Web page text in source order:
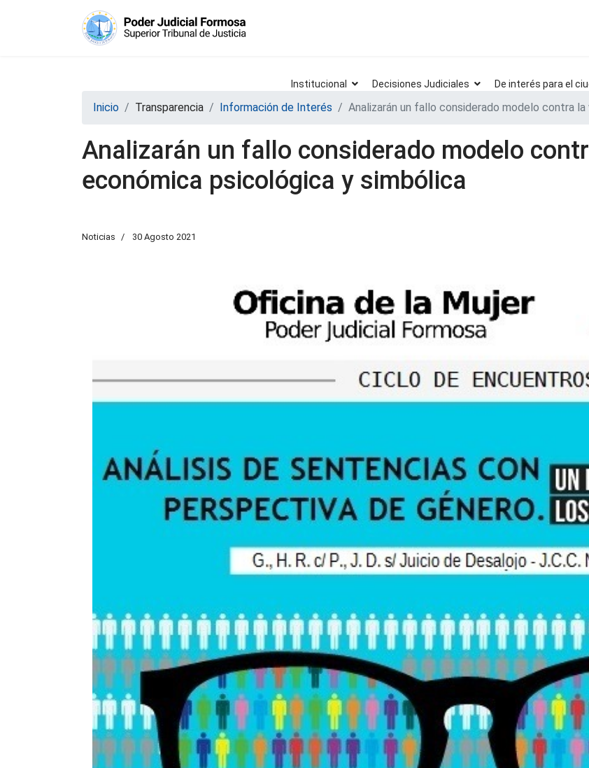
Institucional Decisiones Judiciales De interés para el
Inicio Transparencia Información de Interés Analizarán un fallo considerado modelo contra
Analizarán un fallo considerado modelo
económica psicológica y simbólica
Noticias 30 Agosto 2021